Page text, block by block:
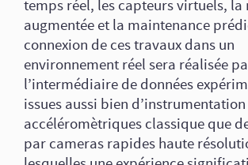
temps réel, les capteurs virtuels, la
augmentée et la maintenance
connexion de ces travaux dans un
environnement réel sera réalisée
l’intermédiaire de données
issues aussi bien d’instrumentation
accéléromètriques classique que
par cameras rapides haute